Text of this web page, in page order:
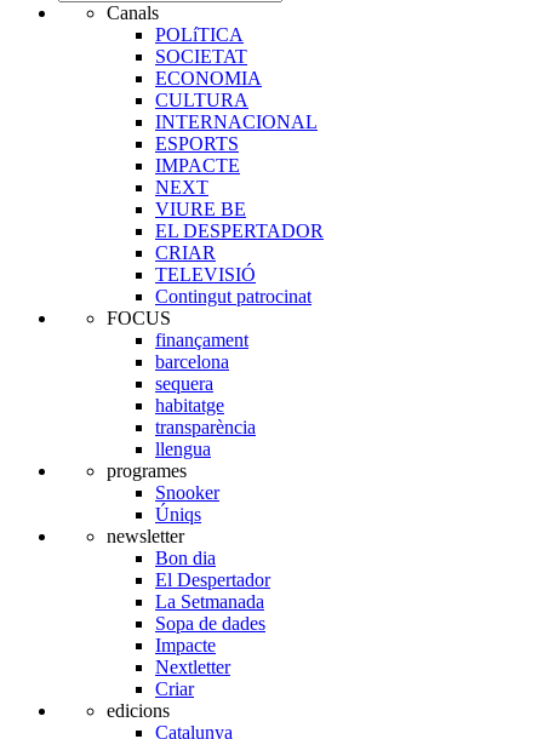
Canals
POLíTICA
SOCIETAT
ECONOMIA
CULTURA
INTERNACIONAL
ESPORTS
IMPACTE
NEXT
VIURE BE
EL DESPERTADOR
CRIAR
TELEVISIÓ
Contingut patrocinat
FOCUS
finançament
barcelona
sequera
habitatge
transparència
llengua
programes
Snooker
Úniqs
newsletter
Bon dia
El Despertador
La Setmanada
Sopa de dades
Impacte
Nextletter
Criar
edicions
Catalunya